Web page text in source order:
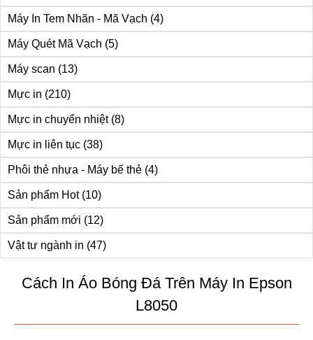
Cách In Áo Bóng Đá Trên Máy In Epson
L8050
Máy In Tem Nhãn - Mã Vạch (4)
Máy Quét Mã Vạch (5)
Máy scan (13)
Mực in (210)
Mực in chuyển nhiệt (8)
Mực in liên tục (38)
Phôi thẻ nhựa - Máy bế thẻ (4)
Sản phẩm Hot (10)
Sản phẩm mới (12)
Vật tư ngành in (47)